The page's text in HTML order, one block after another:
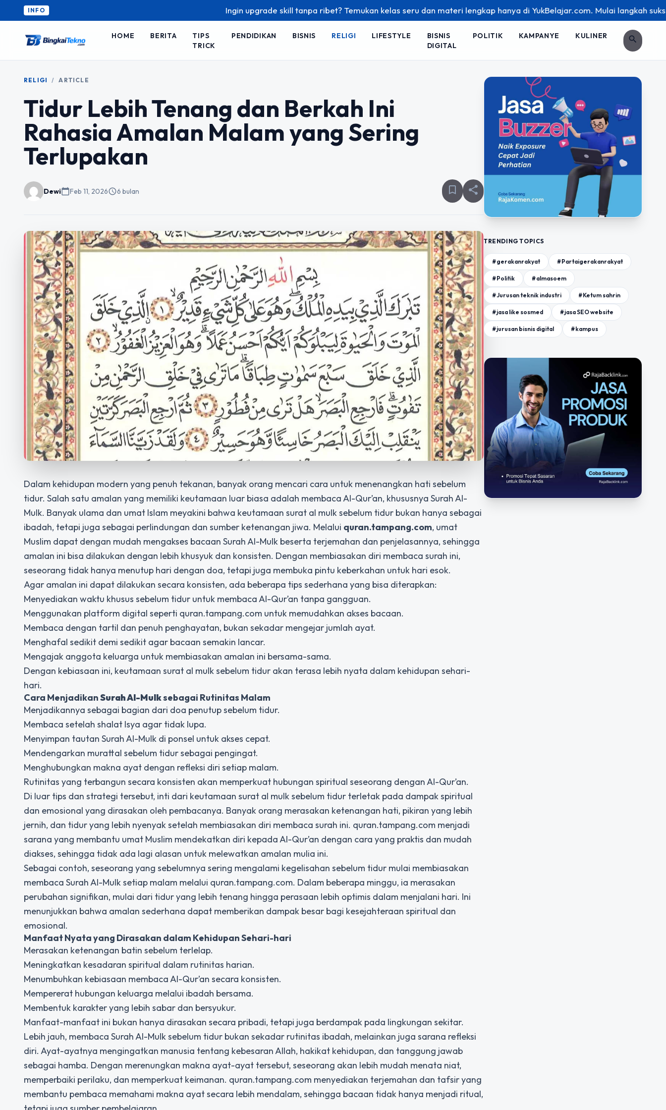
INFO Ingin upgrade skill tanpa ribet? Temukan kelas seru dan materi lengkap hanya di YukBelajar.com. Mulai langkah suksesmu
HOME BERITA
TIPS
TRICK
PENDIDIKAN BISNIS RELIGI LIFESTYLE
BISNIS
DIGITAL
POLITIK KAMPANYE KULINER search
RELIGI / ARTICLE
Tidur Lebih Tenang dan Berkah Ini
Rahasia Amalan Malam yang Sering
Terlupakan
Dewicalendar_todayFeb 11, 2026schedule6 bulan bookmark_border share
Dalam kehidupan modern yang penuh tekanan, banyak orang mencari cara untuk menenangkan hati sebelum
tidur. Salah satu amalan yang memiliki keutamaan luar biasa adalah membaca Al-Qur’an, khususnya Surah Al-
Mulk. Banyak ulama dan umat Islam meyakini bahwa keutamaan surat al mulk sebelum tidur bukan hanya sebagai
ibadah, tetapi juga sebagai perlindungan dan sumber ketenangan jiwa. Melalui quran.tampang.com, umat
Muslim dapat dengan mudah mengakses bacaan Surah Al-Mulk beserta terjemahan dan penjelasannya, sehingga
amalan ini bisa dilakukan dengan lebih khusyuk dan konsisten. Dengan membiasakan diri membaca surah ini,
seseorang tidak hanya menutup hari dengan doa, tetapi juga membuka pintu keberkahan untuk hari esok.
Agar amalan ini dapat dilakukan secara konsisten, ada beberapa tips sederhana yang bisa diterapkan:
Menyediakan waktu khusus sebelum tidur untuk membaca Al-Qur’an tanpa gangguan.
Menggunakan platform digital seperti quran.tampang.com untuk memudahkan akses bacaan.
Membaca dengan tartil dan penuh penghayatan, bukan sekadar mengejar jumlah ayat.
Menghafal sedikit demi sedikit agar bacaan semakin lancar.
Mengajak anggota keluarga untuk membiasakan amalan ini bersama-sama.
Dengan kebiasaan ini, keutamaan surat al mulk sebelum tidur akan terasa lebih nyata dalam kehidupan sehari-
hari.
Cara MenjadikanSurah Al-Mulksebagai Rutinitas Malam
Menjadikannya sebagai bagian dari doa penutup sebelum tidur.
Membaca setelah shalat Isya agar tidak lupa.
Menyimpan tautan Surah Al-Mulk di ponsel untuk akses cepat.
Mendengarkan murattal sebelum tidur sebagai pengingat.
Menghubungkan makna ayat dengan refleksi diri setiap malam.
Rutinitas yang terbangun secara konsisten akan memperkuat hubungan spiritual seseorang dengan Al-Qur’an.
Di luar tips dan strategi tersebut, inti dari keutamaan surat al mulk sebelum tidur terletak pada dampak spiritual
dan emosional yang dirasakan oleh pembacanya. Banyak orang merasakan ketenangan hati, pikiran yang lebih
jernih, dan tidur yang lebih nyenyak setelah membiasakan diri membaca surah ini. quran.tampang.com menjadi
sarana yang membantu umat Muslim mendekatkan diri kepada Al-Qur’an dengan cara yang praktis dan mudah
diakses, sehingga tidak ada lagi alasan untuk melewatkan amalan mulia ini.
Sebagai contoh, seseorang yang sebelumnya sering mengalami kegelisahan sebelum tidur mulai membiasakan
membaca Surah Al-Mulk setiap malam melalui quran.tampang.com. Dalam beberapa minggu, ia merasakan
perubahan signifikan, mulai dari tidur yang lebih tenang hingga perasaan lebih optimis dalam menjalani hari. Ini
menunjukkan bahwa amalan sederhana dapat memberikan dampak besar bagi kesejahteraan spiritual dan
emosional.
Manfaat Nyata yang Dirasakan dalam Kehidupan Sehari-hari
Merasakan ketenangan batin sebelum terlelap.
Meningkatkan kesadaran spiritual dalam rutinitas harian.
Menumbuhkan kebiasaan membaca Al-Qur’an secara konsisten.
Mempererat hubungan keluarga melalui ibadah bersama.
Membentuk karakter yang lebih sabar dan bersyukur.
Manfaat-manfaat ini bukan hanya dirasakan secara pribadi, tetapi juga berdampak pada lingkungan sekitar.
Lebih jauh, membaca Surah Al-Mulk sebelum tidur bukan sekadar rutinitas ibadah, melainkan juga sarana refleksi
diri. Ayat-ayatnya mengingatkan manusia tentang kebesaran Allah, hakikat kehidupan, dan tanggung jawab
sebagai hamba. Dengan merenungkan makna ayat-ayat tersebut, seseorang akan lebih mudah menata niat,
memperbaiki perilaku, dan memperkuat keimanan. quran.tampang.com menyediakan terjemahan dan tafsir yang
membantu pembaca memahami makna ayat secara lebih mendalam, sehingga bacaan tidak hanya menjadi ritual,
TRENDING TOPICS
#gerakanrakyat #Partaigerakanrakyat
#Politik #almasoem
#Jurusan teknik industri #Ketum sahrin
#jasa like sosmed #jasa SEO website
#jurusan bisnis digital #kampus